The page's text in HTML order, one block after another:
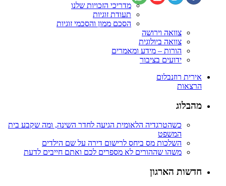
מדריכי הזכויות שלנו
תעודת זוגיות
הסכם ממון והסכמי זוגיות
צוואה וירושה
צוואה ביולוגית
הורות – מידע ומאמרים
ידועים בציבור
אירית רוזנבלום
הרצאות
מהבלוג
כשהטרגדיה הלאומית הגיעה לחדר השינה, ומה שקבע בית
המשפט
השלכות מס ביחס לרישום דירה על שם הילדים
משהו שההורים לא מספרים לכם ואתם חייבים לדעת
חדשות הארגון